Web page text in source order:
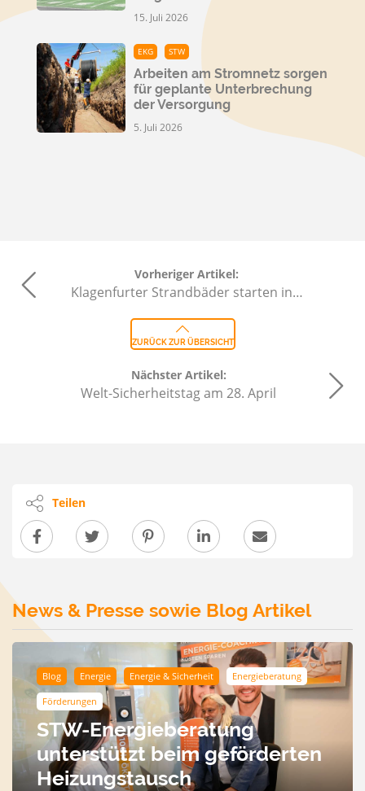
15. Juli 2026
EKG STW
Arbeiten am Stromnetz sorgen
für geplante Unterbrechung
der Versorgung
5. Juli 2026
Vorheriger Artikel:
Klagenfurter Strandbäder starten in…
ZURÜCK ZUR ÜBERSICHT
Nächster Artikel:
Welt-Sicherheitstag am 28. April
Teilen
News & Presse sowie Blog Artikel
Blog Energie Energie & Sicherheit Energieberatung
Förderungen
STW-Energieberatung
unterstützt beim geförderten
Heizungstausch